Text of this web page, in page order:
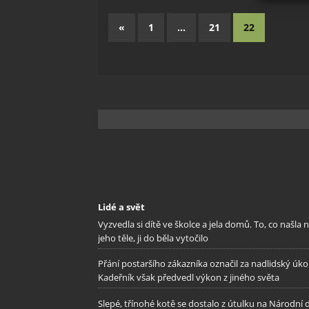
« 1 … 21 22
Lidé a svět
Vyzvedla si dítě ve školce a jela domů. To, co našla
jeho těle, ji do běla vytočilo
Přání postaršího zákazníka označil za nadlidský
Kadeřník však předvedl výkon z jiného světa
Slepé, třínohé kotě se dostalo z útulku na Národní